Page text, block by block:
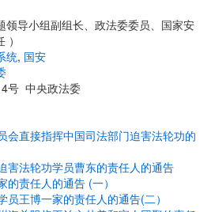
领导小组副组长、政法委委员、国家安
统, 国安
号 中央政法委
会直接指挥中国司法部门迫害法轮功的
害法轮功学员曹东的责任人的通告
责任人的通告 (一）
员王博一家的责任人的通告(二）